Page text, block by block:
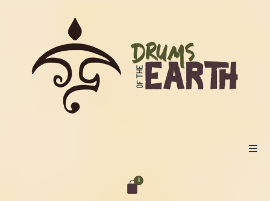
0
Cart